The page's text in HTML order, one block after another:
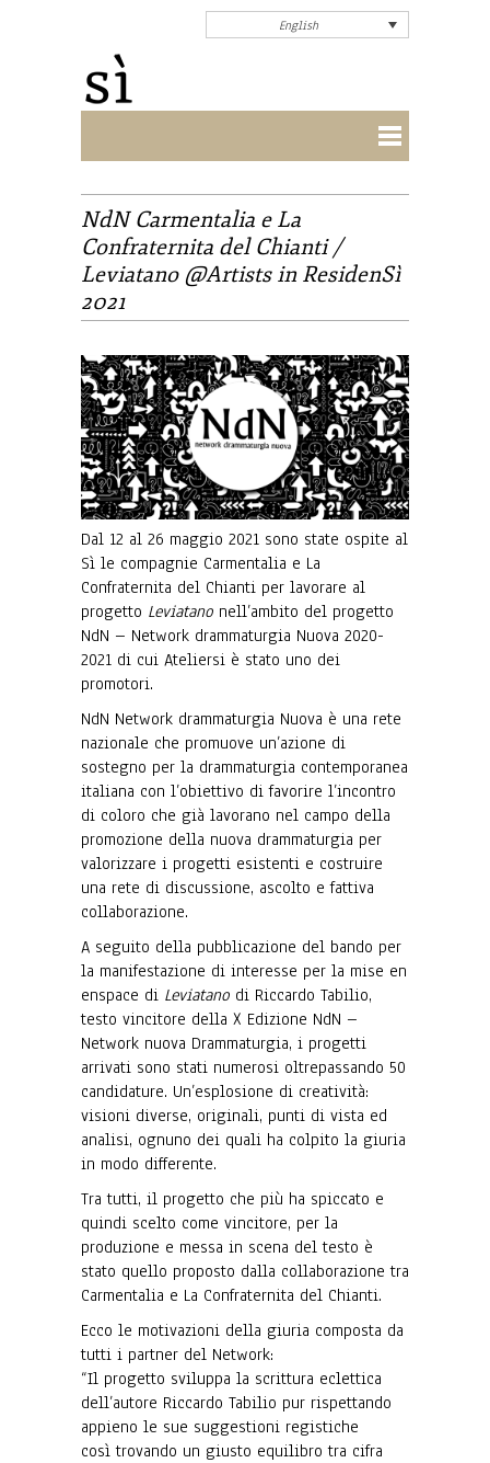
English
NdN Carmentalia e La
Confraternita del Chianti /
Leviatano @Artists in ResidenSì
2021
Dal 12 al 26 maggio 2021 sono state ospite al
Sì le compagnie Carmentalia e La
Confraternita del Chianti per lavorare al
progetto Leviatano nell’ambito del progetto
NdN – Network drammaturgia Nuova 2020-
2021 di cui Ateliersi è stato uno dei
promotori.
NdN Network drammaturgia Nuova è una rete
nazionale che promuove un’azione di
sostegno per la drammaturgia contemporanea
italiana con l’obiettivo di favorire l’incontro
di coloro che già lavorano nel campo della
promozione della nuova drammaturgia per
valorizzare i progetti esistenti e costruire
una rete di discussione, ascolto e fattiva
collaborazione.
A seguito della pubblicazione del bando per
la manifestazione di interesse per la mise en
enspace di Leviatano di Riccardo Tabilio,
testo vincitore della X Edizione NdN –
Network nuova Drammaturgia, i progetti
arrivati sono stati numerosi oltrepassando 50
candidature. Un’esplosione di creatività:
visioni diverse, originali, punti di vista ed
analisi, ognuno dei quali ha colpito la giuria
in modo differente.
Tra tutti, il progetto che più ha spiccato e
quindi scelto come vincitore, per la
produzione e messa in scena del testo è
stato quello proposto dalla collaborazione tra
Carmentalia e La Confraternita del Chianti.
Ecco le motivazioni della giuria composta da
tutti i partner del Network:
“Il progetto sviluppa la scrittura eclettica
dell’autore Riccardo Tabilio pur rispettando
appieno le sue suggestioni registiche
così trovando un giusto equilibro tra cifra